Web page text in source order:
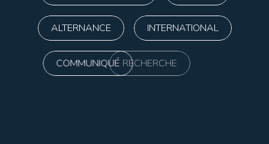
ALTERNANCE INTERNATIONAL
COMMUNIQUÉ RECHERCHE